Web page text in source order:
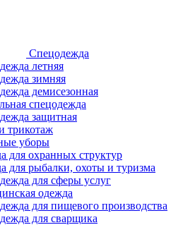
Спецодежда
летняя
зимняя
демисезонная
спецодежда
защитная
трикотаж
уборы
для охранных структур
для рыбалки, охоты и туризма
для сферы услуг
одежда
для пищевого производства
для сварщика